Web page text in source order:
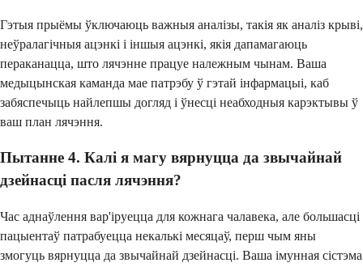
Гэтыя прыёмы ўключаюць важныя аналізы, такія як аналіз крыві,
неўралагічныя ацэнкі і іншыя ацэнкі, якія дапамагаюць
пераканацца, што лячэнне працуе належным чынам. Ваша
медыцынская каманда мае патрэбу ў гэтай інфармацыі, каб
забяспечыць найлепшы догляд і ўнесці неабходныя карэктывы ў
ваш план лячэння.
Пытанне 4. Калі я магу вярнуцца да звычайнай
дзейнасці пасля лячэння?
Час аднаўлення вар'іруецца для кожнага чалавека, але большасці
пацыентаў патрабуецца некалькі месяцаў, перш чым яны
змогуць вярнуцца да звычайнай дзейнасці. Ваша імунная сістэма